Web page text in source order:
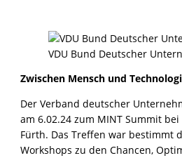
VDU Bund Deutscher
Zwischen Mensch und
Der Verband deutscher
am 6.02.24 zum MINT Summit
Fürth. Das Treffen war bestimmt
Workshops zu den Chancen,